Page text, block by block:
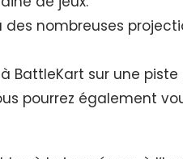
nombreuses
BattleKart sur une piste
pourrez également